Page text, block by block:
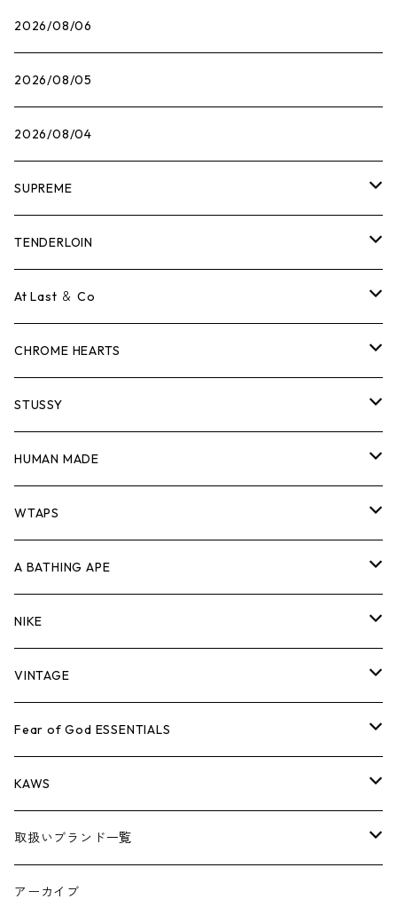
2026/08/06
2026/08/05
2026/08/04
SUPREME
Tシャツ
ロンTEE
スウェット/ニット
シャツ
ジャケット
パンツ
キャップ・ハット
バッグ
シューズ
小物
コラボレーション
×THE NORTH FACE
×COMME des GARCONS
シーズンアイテム
26SS
BOX LOGOアイテム
TENDERLOIN
Tシャツ
ロンTEE
スウェット/ニット
シャツ
ジャケット
パンツ
キャップ・ハット
バッグ
シューズ
小物
At Last ＆ Co
Tシャツ
ロンTEE
スウェット/ニット
シャツ
ジャケット
パンツ
キャップ・ハット
バッグ
シューズ
小物
CHROME HEARTS
Tシャツ
ロンTEE
スウェット/ニット
シャツ
ジャケット
パンツ
キャップ・ハット
バッグ
シューズ
小物
STUSSY
Tシャツ
ロンTEE
スウェット/ニット
シャツ
ジャケット
パンツ
キャップ・ハット
バッグ
シューズ
HUMAN MADE
Tシャツ
ロンT
スウェット/ニット
シャツ
ジャケット
パンツ
キャップ
バッグ
WTAPS
Tシャツ
ロンTEE
スウェット/ニット
シャツ
ジャケット
パンツ
キャップ・ハット
A BATHING APE
Tシャツ
ロンTEE
スウェット/ニット
シャツ
ジャケット
パンツ
NIKE
シューズ
AIR JORDAN 1
AIR JORDAN 3
アパレル・小物
VINTAGE
Tシャツ
ロンTEE
スウェット/ニット
ジャケット
Fear of God ESSENTIALS
Tシャツ
ロンTEE
スウェット/ニット
KAWS
アパレル
小物
取扱いブランド一覧
A
アーカイブ